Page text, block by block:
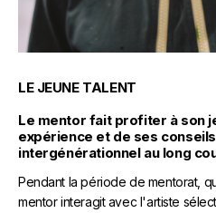
LE JEUNE TALENT
Le mentor fait profiter à son
expérience et de ses
intergénérationnel au long
Pendant la période de mentorat,
mentor interagit avec l'artiste